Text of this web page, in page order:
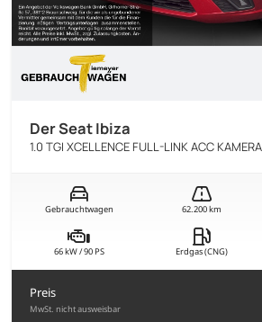
Der Seat Ibiza
1.0 TGI XCELLENCE FULL-LINK ACC KAMERA
Gebrauchtwagen 62.200 km
66 kW / 90 PS Erdgas (CNG)
Preis
MwSt. nicht ausweisbar